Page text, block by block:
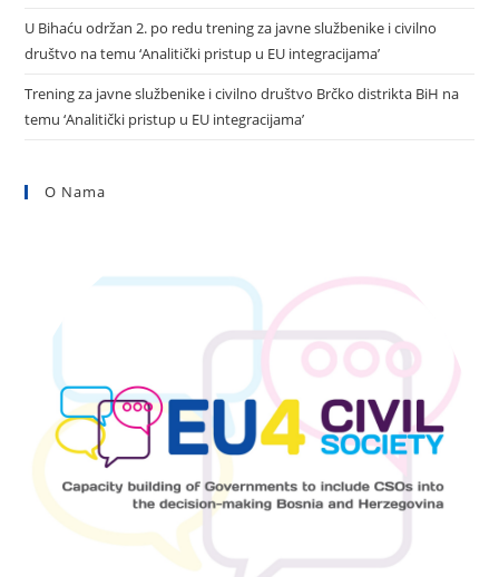
U Bihaću održan 2. po redu trening za javne službenike i civilno
društvo na temu ‘Analitički pristup u EU integracijama’
Trening za javne službenike i civilno društvo Brčko distrikta BiH na
temu ‘Analitički pristup u EU integracijama’
O Nama